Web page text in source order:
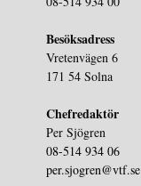
Besöksadress
Vretenvägen 6
171 54 Solna
Chefredaktör
Per Sjögren
08-514 934 06
per.sjogren@vtf.se